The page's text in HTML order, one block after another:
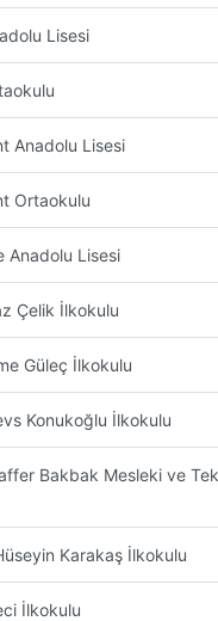
Lisesi
Anadolu Lisesi
Ortaokulu
Anadolu Lisesi
Çelik İlkokulu
Güleç İlkokulu
Konukoğlu İlkokulu
Bakbak Mesleki ve
Karakaş İlkokulu
İlkokulu